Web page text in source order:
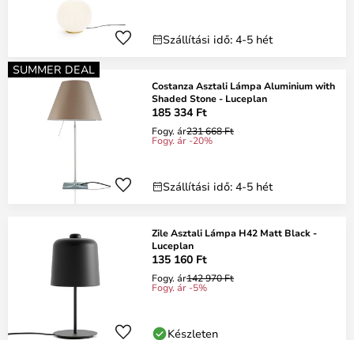
Szállítási idő: 4-5 hét
SUMMER DEAL
Costanza Asztali Lámpa Aluminium with
Shaded Stone - Luceplan
185 334 Ft
Fogy. ár231 668 Ft
Fogy. ár -20%
Szállítási idő: 4-5 hét
Zile Asztali Lámpa H42 Matt Black -
Luceplan
135 160 Ft
Fogy. ár142 970 Ft
Fogy. ár -5%
Készleten